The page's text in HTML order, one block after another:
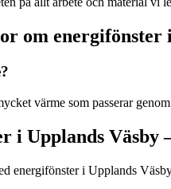
om energifönster i
värme som passerar
i Upplands Väsby
energifönster i Upplands